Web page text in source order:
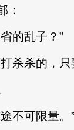
：
的乱子？”
杀的，只
不可限量。